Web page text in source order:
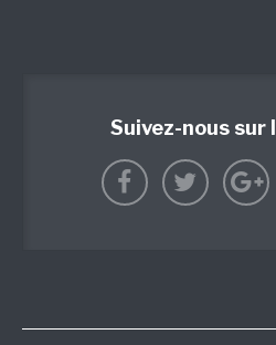
Suivez-nous sur